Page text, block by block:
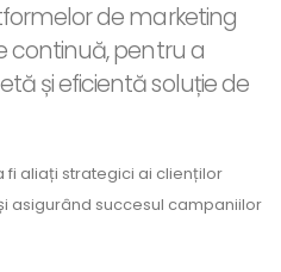
de marketing
continuă, pentru a
și eficientă soluție de
fi aliați strategici ai clienților
asigurând succesul campaniilor